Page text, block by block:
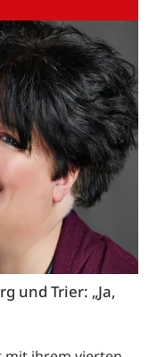
und Trier: „Ja,